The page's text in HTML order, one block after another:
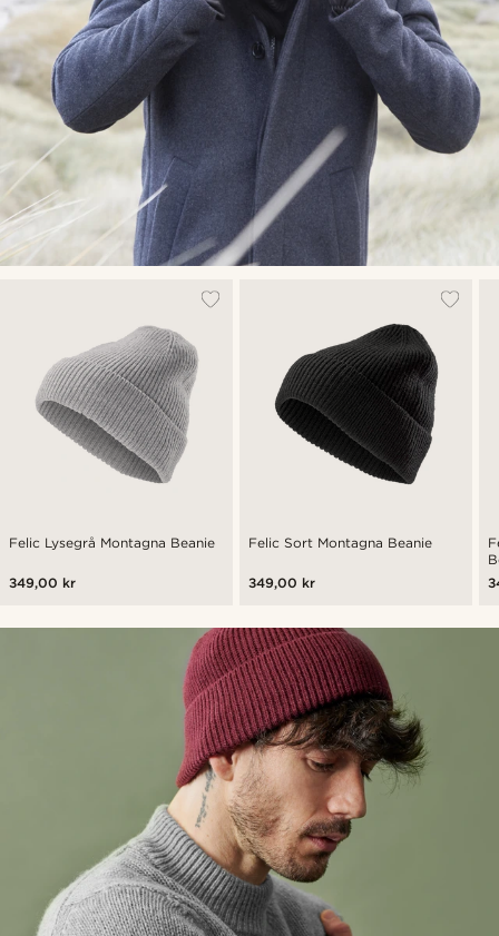
Felic Lysegrå Montagna Beanie
349,00 kr
Felic Sort Montagna Beanie
349,00 kr